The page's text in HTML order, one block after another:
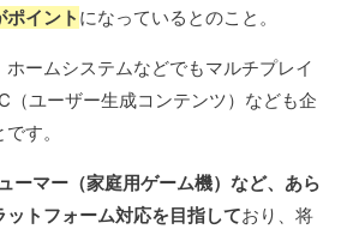
ポイント になっているとのこと。
ホームシステムなどでもマルチプレイ
（ユーザー生成コンテンツ）なども企
す。
ーマー（家庭用ゲーム機）など、あら
トフォーム対応を目指しており、将